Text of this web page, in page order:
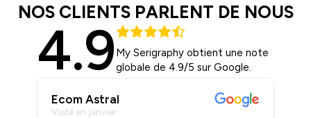
NOS CLIENTS PARLENT DE NOUS
4.9 My Serigraphy obtient une note
globale de 4.9/5 sur Google.
Ecom Astral
Visité en janvier